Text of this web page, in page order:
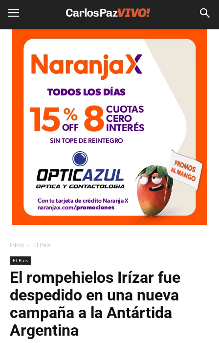
Inicio El Pais
El Pais
El rompehielos Irízar fue
despedido en una nueva
campaña a la Antártida
Argentina